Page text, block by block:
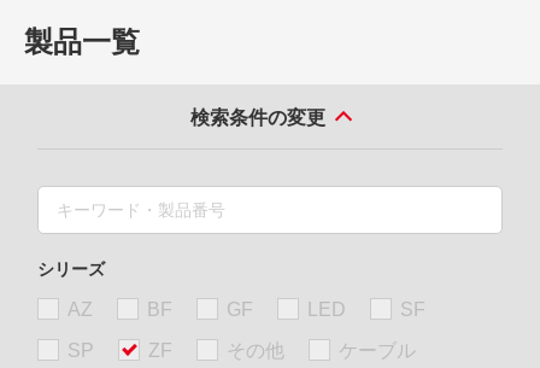
製品一覧
検索条件の変更
シリーズ
AZ BF GF LED
SF
SP
ZF その他
ケーブル